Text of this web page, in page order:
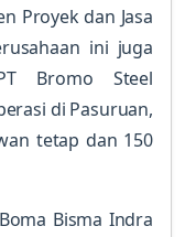
Proyek dan Jasa
ini juga
Bromo Steel
di Pasuruan,
tetap dan 150
Bisma Indra